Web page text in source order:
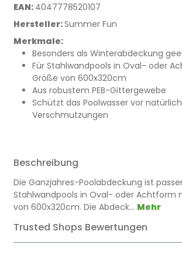
EAN: 4047778520107
Hersteller:Summer Fun
Merkmale:
Besonders als Winterabdeckung
Für Stahlwandpools in Oval- oder
Größe von 600x320cm
Aus robustem PEB-Gittergewebe
Schützt das Poolwasser vor
Verschmutzungen
Beschreibung
Die Ganzjahres-Poolabdeckung ist
Stahlwandpools in Oval- oder Achtform
von 600x320cm. Die Abdeck… Mehr
Trusted Shops Bewertungen